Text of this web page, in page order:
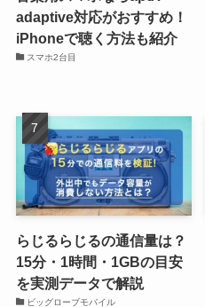
adaptive対応がおすすめ！
iPhoneで聴く方法も紹介
スマホ2台目
らじるらじるの通信量は？
15分・1時間・1GBの目安
を実測データで解説
ビッグローブモバイル